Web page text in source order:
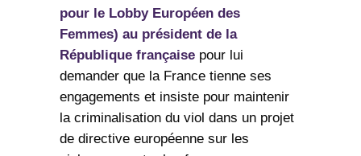
pour le Lobby Européen des
Femmes) au président de la
République française pour lui
demander que la France tienne ses
engagements et insiste pour maintenir
la criminalisation du viol dans un projet
de directive européenne sur les